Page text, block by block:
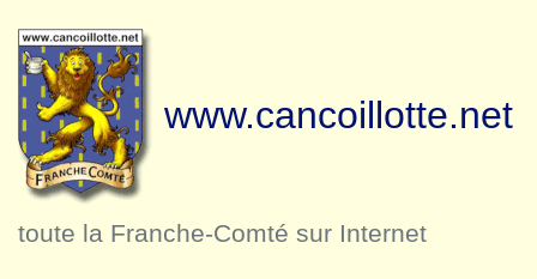
www.cancoillotte.net
toute la Franche-Comté sur Internet